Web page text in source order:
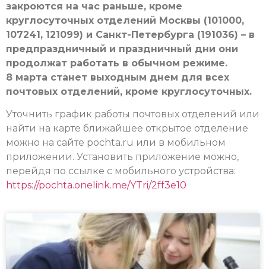
закроются на час раньше, кроме
круглосуточных отделений Москвы (101000,
107241, 121099) и Санкт-Петербурга (191036) – в
предпраздничный и праздничный дни они
продолжат работать в обычном режиме.
8 марта станет выходным днем для всех
почтовых отделений, кроме круглосуточных.
Уточнить график работы почтовых отделений или
найти на карте ближайшее открытое отделение
можно на сайте pochta.ru или в мобильном
приложении. Установить приложение можно,
перейдя по ссылке с мобильного устройства:
https://pochta.onelink.me/YTri/2ff3e10